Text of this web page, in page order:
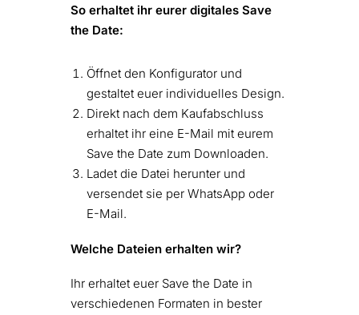
So erhaltet ihr eurer digitales Save
the Date:
Öffnet den Konfigurator und
gestaltet euer individuelles Design.
Direkt nach dem Kaufabschluss
erhaltet ihr eine E-Mail mit eurem
Save the Date zum Downloaden.
Ladet die Datei herunter und
versendet sie per WhatsApp oder
E-Mail.
Welche Dateien erhalten wir?
Ihr erhaltet euer Save the Date in
verschiedenen Formaten in bester